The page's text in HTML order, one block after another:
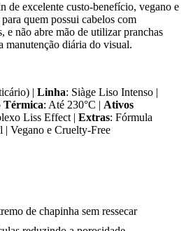
de excelente custo-benefício, vegano e
quem possui cabelos com
e não abre mão de utilizar pranchas
manutenção diária do visual.
| Linha: Siàge Liso Intenso |
Térmica: Até 230°C | Ativos
Liss Effect | Extras: Fórmula
Vegano e Cruelty-Free
de chapinha sem ressecar